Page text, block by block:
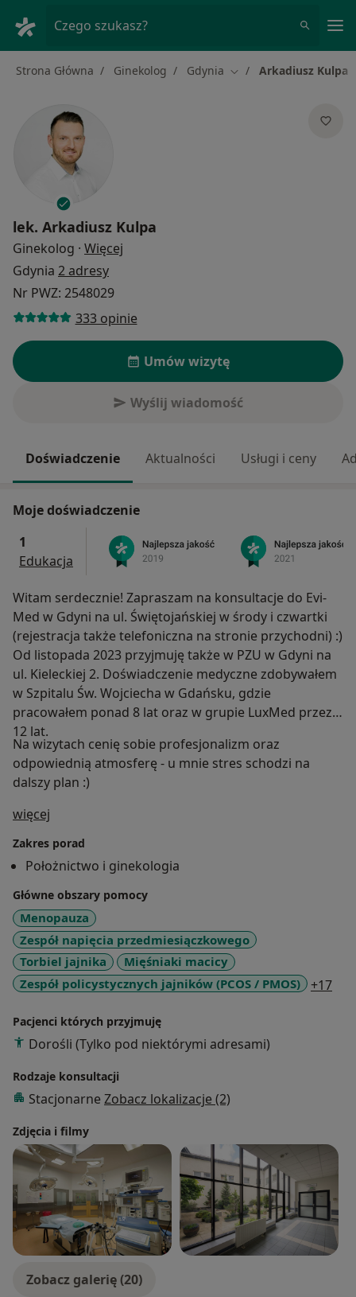
Czego szukasz?
Strona Główna Ginekolog Gdynia Zmień miasto
Arkadiusz Kulpa
lek. Arkadiusz Kulpa
Ginekolog · Więcej
Gdynia 2 adresy
Nr PWZ: 2548029
333 opinie
Umów wizytę
Wyślij wiadomość
Doświadczenie Aktualności Usługi i ceny
Moje doświadczenie
1
Edukacja
Witam serdecznie! Zapraszam na konsultacje do Evi-
Med w Gdyni na ul. Świętojańskiej w środy i czwartki
(rejestracja także telefoniczna na stronie przychodni) :)
Od listopada 2023 przyjmuję także w PZU w Gdyni na
ul. Kieleckiej 2. Doświadczenie medyczne zdobywałem
w Szpitalu Św. Wojciecha w Gdańsku, gdzie
pracowałem ponad 8 lat oraz w grupie LuxMed przez
12 lat.
Na wizytach cenię sobie profesjonalizm oraz
odpowiednią atmosferę - u mnie stres schodzi na
dalszy plan :)
więcej
Zakres porad
Położnictwo i ginekologia
Główne obszary pomocy
Menopauza
Zespół napięcia przedmiesiączkowego
Torbiel jajnika
Mięśniaki macicy
Zespół policystycznych jajników (PCOS / PMOS)
+17
Pacjenci których przyjmuję
Dorośli (Tylko pod niektórymi adresami)
Rodzaje konsultacji
Stacjonarne Zobacz lokalizacje (2)
Zdjęcia i filmy
Zobacz galerię (20)